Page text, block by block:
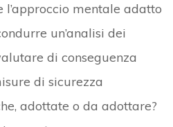
mentale adatto
un’analisi dei
di conseguenza
di sicurezza
adottate o da adottare?